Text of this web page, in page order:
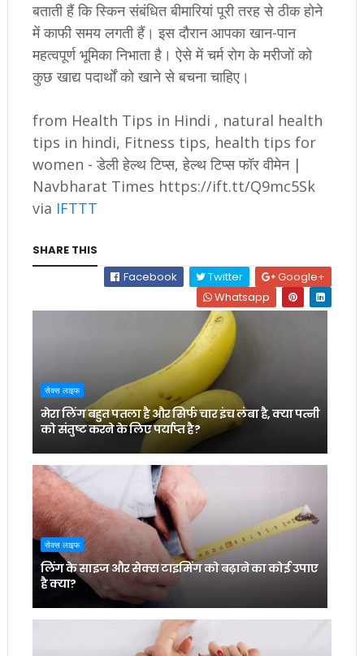
बताती हैं कि स्किन संबंधित बीमारियां पूरी तरह से ठीक होने
में काफी समय लगती हैं। इस दौरान आपका खान-पान
महत्वपूर्ण भूमिका निभाता है। ऐसे में चर्म रोग के मरीजों को
कुछ खाद्य पदार्थों को खाने से बचना चाहिए।
from Health Tips in Hindi , natural health
tips in hindi, Fitness tips, health tips for
women - डेली हेल्थ टिप्स, हेल्थ टिप्स फॉर वीमेन |
Navbharat Times https://ift.tt/Q9mc5Sk
via IFTTT
SHARE THIS
Facebook
Twitter
Google+
Whatsapp
सेक्स लाइफ
मेरा लिंग बहुत पतला है और सिर्फ चार इंच लंबा है, क्या पत्नी
को संतुष्ट करने के लिए पर्याप्त है?
सेक्स लाइफ
लिंग के साइज और सेक्स टाइमिंग को बढ़ाने का कोई उपाए
है क्या?